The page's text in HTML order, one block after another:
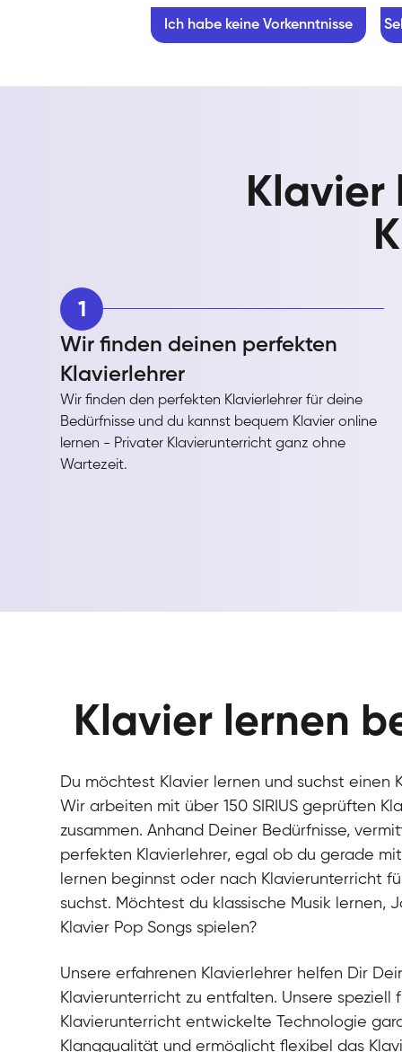
Ich habe keine Vorkenntnisse
Klavier
1
Wir finden deinen perfekten
Klavierlehrer
Wir finden den perfekten Klavierlehrer für deine
Bedürfnisse und du kannst bequem Klavier online
lernen - Privater Klavierunterricht ganz ohne
Wartezeit.
Klavier lernen
Du möchtest Klavier lernen und suchst einen
Wir arbeiten mit über 150 SIRIUS geprüften
zusammen. Anhand Deiner Bedürfnisse,
perfekten Klavierlehrer, egal ob du gerade
lernen beginnst oder nach Klavierunterricht
suchst. Möchtest du klassische Musik lernen,
Klavier Pop Songs spielen?
Unsere erfahrenen Klavierlehrer helfen Dir
Klavierunterricht zu entfalten. Unsere speziell
Klavierunterricht entwickelte Technologie
Klangqualität und ermöglicht flexibel das